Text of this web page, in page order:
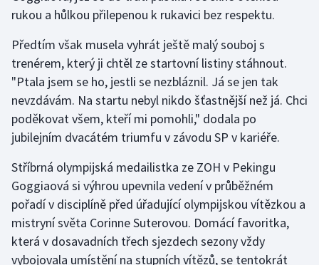
Plavání
Plážový volejbal
Ragby
Rychlobruslení
Rychlostní kanoistika
Short track
Sportovní střelba
rukou a hůlkou přilepenou k rukavici bez respektu.
Předtím však musela vyhrát ještě malý souboj s
trenérem, který ji chtěl ze startovní listiny stáhnout.
"Ptala jsem se ho, jestli se nezbláznil. Já se jen tak
nevzdávám. Na startu nebyl nikdo šťastnější než já. Chci
poděkovat všem, kteří mi pomohli," dodala po
jubilejním dvacátém triumfu v závodu SP v kariéře.
Stříbrná olympijská medailistka ze ZOH v Pekingu
Goggiaová si výhrou upevnila vedení v průběžném
pořadí v disciplíně před úřadující olympijskou vítězkou a
mistryní světa Corinne Suterovou. Domácí favoritka,
která v dosavadních třech sjezdech sezony vždy
vybojovala umístění na stupních vítězů, se tentokrát